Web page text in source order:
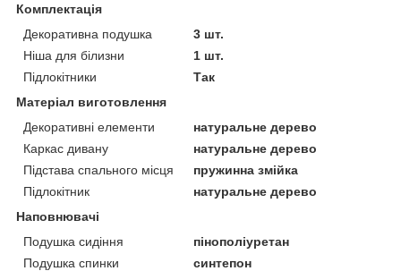
Комплектація
Декоративна подушка
3 шт.
Ніша для білизни
1 шт.
Підлокітники
Так
Матеріал виготовлення
Декоративні елементи
натуральне дерево
Каркас дивану
натуральне дерево
Підстава спального місця
пружинна змійка
Підлокітник
натуральне дерево
Наповнювачі
Подушка сидіння
пінополіуретан
Подушка спинки
синтепон